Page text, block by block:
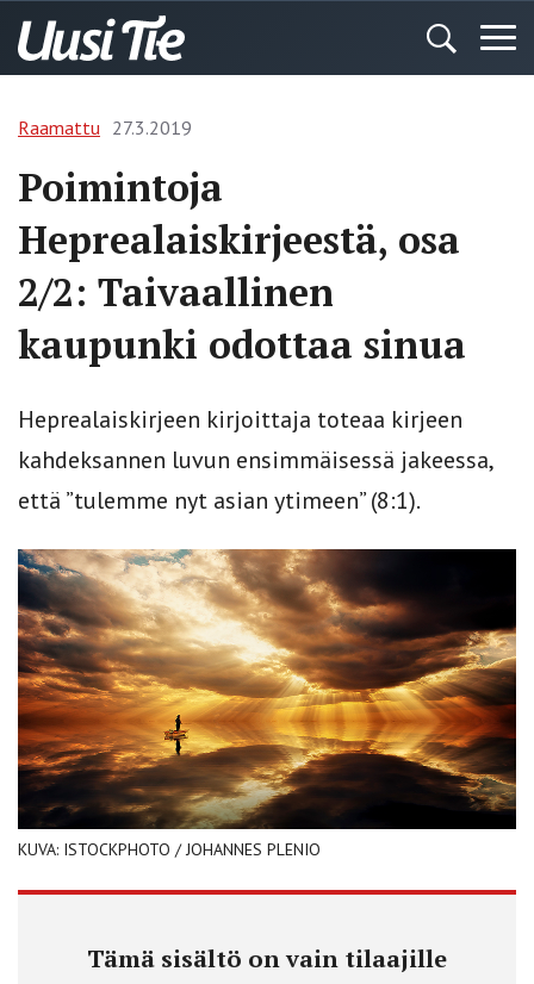
Raamattu 27.3.2019
Poimintoja
Heprealaiskirjeestä, osa
2/2: Taivaallinen
kaupunki odottaa sinua
Heprealaiskirjeen kirjoittaja toteaa kirjeen
kahdeksannen luvun ensimmäisessä jakeessa,
että ”tulemme nyt asian ytimeen” (8:1).
KUVA: ISTOCKPHOTO / JOHANNES PLENIO
Tämä sisältö on vain tilaajille